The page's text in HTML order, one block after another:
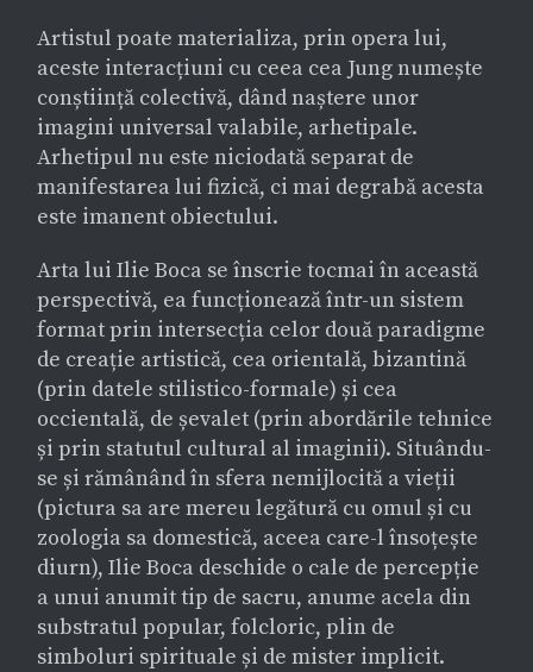
Artistul poate materializa, prin opera lui,
aceste interacțiuni cu ceea cea Jung numește
conștiință colectivă, dând naștere unor
imagini universal valabile, arhetipale.
Arhetipul nu este niciodată separat de
manifestarea lui fizică, ci mai degrabă acesta
este imanent obiectului.
Arta lui Ilie Boca se înscrie tocmai în această
perspectivă, ea funcționează într-un sistem
format prin intersecția celor două paradigme
de creație artistică, cea orientală, bizantină
(prin datele stilistico-formale) și cea
occientală, de șevalet (prin abordările tehnice
și prin statutul cultural al imaginii). Situându-
se și rămânând în sfera nemijlocită a vieții
(pictura sa are mereu legătură cu omul și cu
zoologia sa domestică, aceea care-l însoțește
diurn), Ilie Boca deschide o cale de percepție
a unui anumit tip de sacru, anume acela din
substratul popular, folcloric, plin de
simboluri spirituale și de mister implicit.